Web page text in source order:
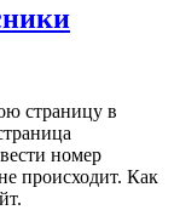
страницу в
номер
происходит. Как